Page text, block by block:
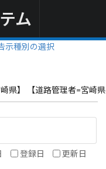
ム
示種別の選択
崎県】 【道路管理者=宮崎
登録日 更新日